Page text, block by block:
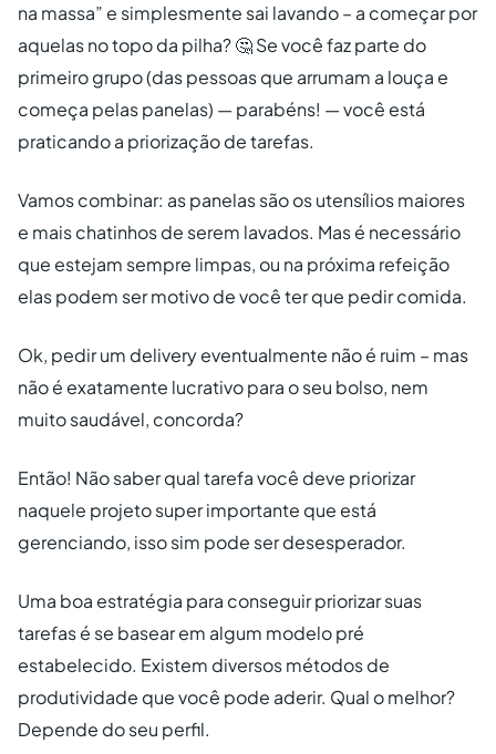
na massa” e simplesmente sai lavando – a começar por
aquelas no topo da pilha? 🤔 Se você faz parte do
primeiro grupo (das pessoas que arrumam a louça e
começa pelas panelas) — parabéns! — você está
praticando a priorização de tarefas.
Vamos combinar: as panelas são os utensílios maiores
e mais chatinhos de serem lavados. Mas é necessário
que estejam sempre limpas, ou na próxima refeição
elas podem ser motivo de você ter que pedir comida.
Ok, pedir um delivery eventualmente não é ruim – mas
não é exatamente lucrativo para o seu bolso, nem
muito saudável, concorda?
Então! Não saber qual tarefa você deve priorizar
naquele projeto super importante que está
gerenciando, isso sim pode ser desesperador.
Uma boa estratégia para conseguir priorizar suas
tarefas é se basear em algum modelo pré
estabelecido. Existem diversos métodos de
produtividade que você pode aderir. Qual o melhor?
Depende do seu perfil.